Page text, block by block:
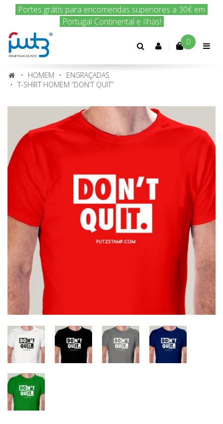
Encomenda hoje e nós enviamos amanhã!
Conta 0
HOMEM
ENGRAÇADAS
T-SHIRT HOMEM “DON'T QUIT”